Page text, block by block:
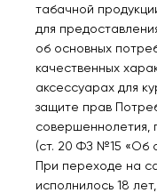
1220₽
табачной
для
об основных
качественных
аксессуарах для
защите прав
совершеннолетия,
(ст. 20 ФЗ №15 «Об
При переходе на
исполнилось 18